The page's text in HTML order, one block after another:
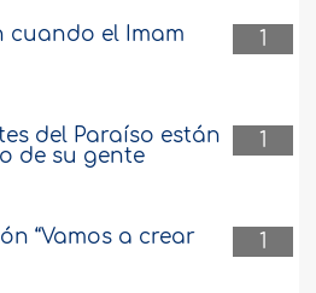
1
cuando el Imam
1
del Paraíso están
de su gente
1
“Vamos a crear